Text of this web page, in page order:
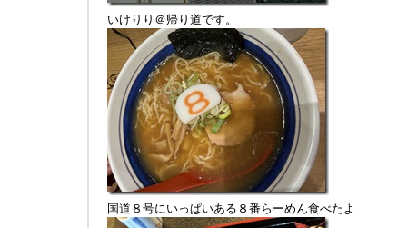
いけりり＠帰り道です。
国道８号にいっぱいある８番らーめん食べたよ